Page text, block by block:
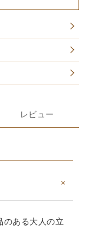
レビュー
のある大人の立